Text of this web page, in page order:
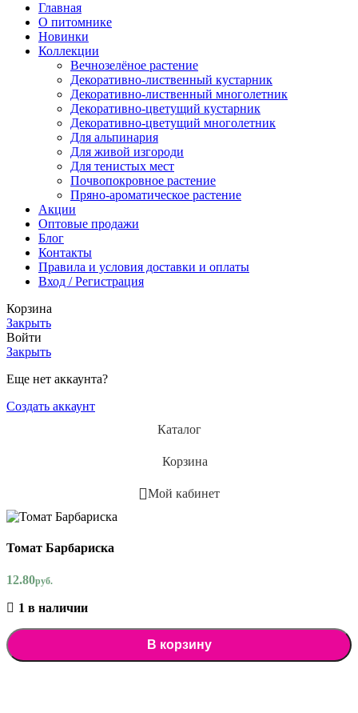
Главная
О питомнике
Новинки
Коллекции
Вечнозелёное растение
Декоративно-лиственный кустарник
Декоративно-лиственный многолетник
Декоративно-цветущий кустарник
Декоративно-цветущий многолетник
Для альпинария
Для живой изгороди
Для тенистых мест
Почвопокровное растение
Пряно-ароматическое растение
Акции
Оптовые продажи
Блог
Контакты
Правила и условия доставки и оплаты
Вход / Регистрация
Корзина
Закрыть
Войти
Закрыть
Еще нет аккаунта?
Создать аккаунт
Каталог
Корзина
Мой кабинет
Томат Барбариска
12.80руб.
1 в наличии
В корзину